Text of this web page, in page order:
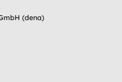
(dena)